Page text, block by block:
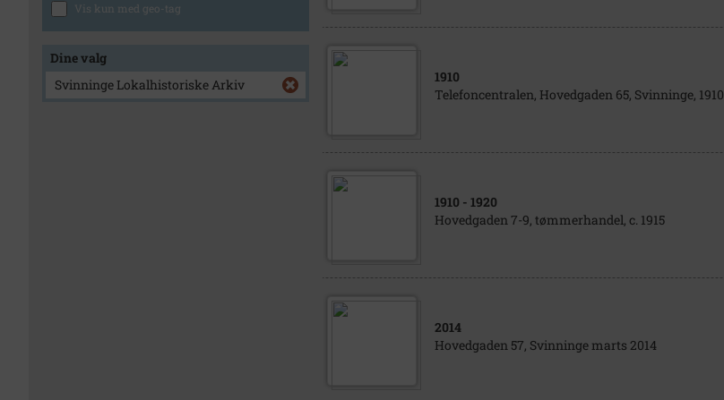
Vis kun med geo-tag
Dine valg
Svinninge Lokalhistoriske Arkiv
1910
Telefoncentralen, Hovedgaden 65, Svinninge, 1910
1910 - 1920
Hovedgaden 7-9, tømmerhandel, c. 1915
2014
Hovedgaden 57, Svinninge marts 2014